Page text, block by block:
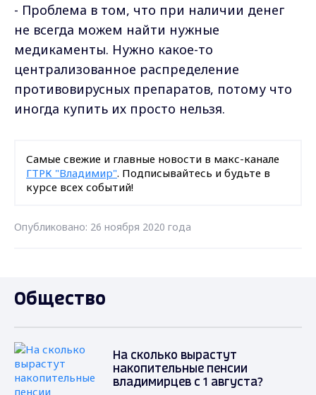
- Проблема в том, что при наличии денег
не всегда можем найти нужные
медикаменты. Нужно какое-то
централизованное распределение
противовирусных препаратов, потому что
иногда купить их просто нельзя.
Самые свежие и главные новости в макс-канале
ГТРК "Владимир". Подписывайтесь и будьте в
курсе всех событий!
Опубликовано: 26 ноября 2020 года
Общество
На сколько вырастут
накопительные пенсии
владимирцев с 1 августа?